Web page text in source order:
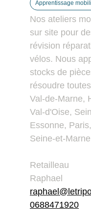
Apprentissage
Nos ateliers
sur site pour
révision
vélos. Nous
stocks de
résoudre
Val-de-Marne,
Val-d'Oise,
Essonne, Paris,
Seine-et-Marne
Retailleau
Raphael
0688471920